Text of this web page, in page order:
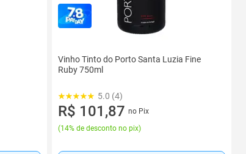
Vinho Tinto do Porto Santa Luzia Fine
Ruby 750ml
5.0 (4)
R$ 101,87 no Pix
(14% de desconto no pix)